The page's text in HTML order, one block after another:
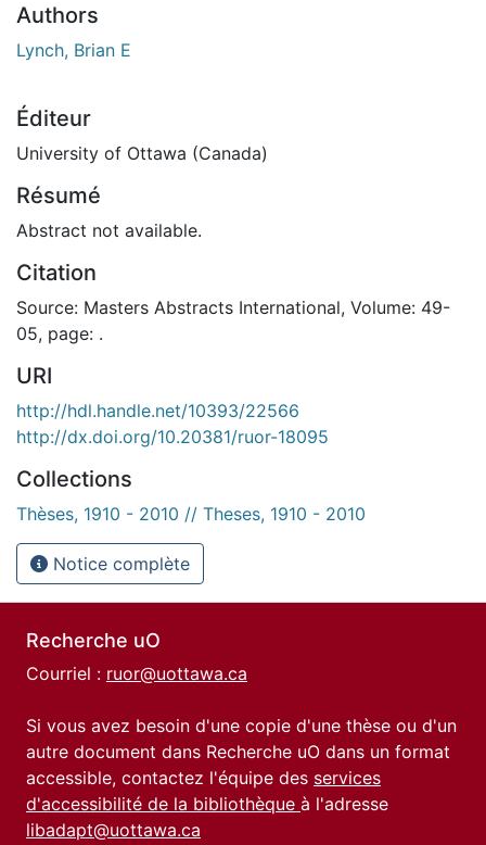
Authors
Lynch, Brian E
Éditeur
University of Ottawa (Canada)
Résumé
Abstract not available.
Citation
Source: Masters Abstracts International, Volume: 49-
05, page: .
URI
http://hdl.handle.net/10393/22566
http://dx.doi.org/10.20381/ruor-18095
Collections
Thèses, 1910 - 2010 // Theses, 1910 - 2010
Notice complète
Recherche uO
Courriel : ruor@uottawa.ca
Si vous avez besoin d'une copie d'une thèse ou d'un
autre document dans Recherche uO dans un format
accessible, contactez l'équipe des services
d'accessibilité de la bibliothèque à l'adresse
libadapt@uottawa.ca